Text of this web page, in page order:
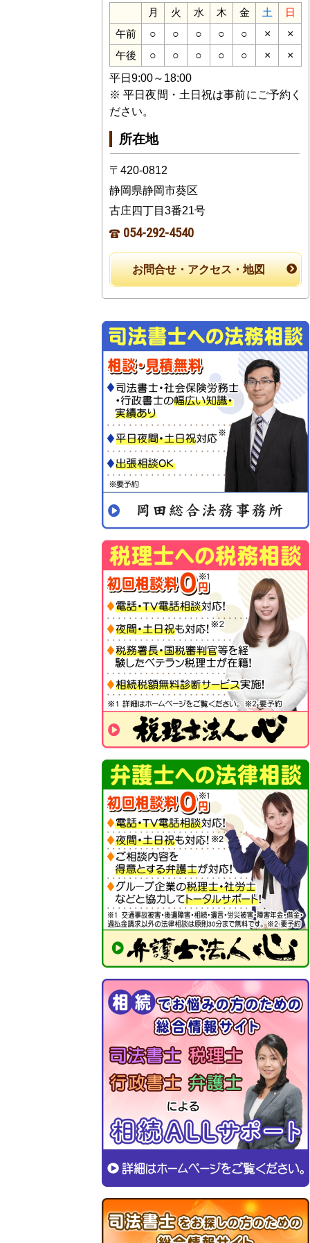
月 火 水 木 金 土
日
午前
○ ○ ○ ○ ○ × ×
午後 ○ ○ ○ ○ ○ ×
×
平日9:00～18:00
※ 平日夜間・土日祝は事前にご予約く
ださい。
所在地
〒420-0812
静岡県静岡市葵区
古庄四丁目3番21号
054-292-4540
お問合せ・アクセス・地図